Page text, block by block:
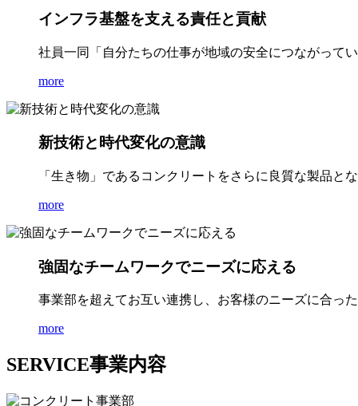
インフラ基盤を支える責任と貢献
社員一同「自分たちの仕事が地域の安全につながって
more
新技術と時代変化の意識
「生き物」であるコンクリートをさらに良質な製品と
more
強固なチームワークでニーズに応える
事業部を超えてお互い連携し、お客様のニーズに合っ
more
SERVICE事業内容